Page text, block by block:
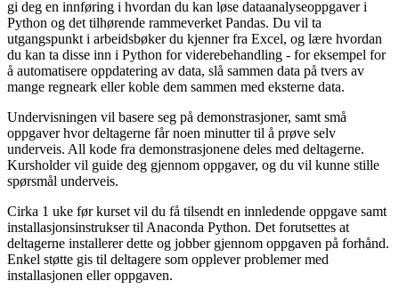
gi deg en innføring i hvordan du kan løse dataanalyseoppgaver i
Python og det tilhørende rammeverket Pandas. Du vil ta
utgangspunkt i arbeidsbøker du kjenner fra Excel, og lære hvordan
du kan ta disse inn i Python for viderebehandling - for eksempel for
å automatisere oppdatering av data, slå sammen data på tvers av
mange regneark eller koble dem sammen med eksterne data.
Undervisningen vil basere seg på demonstrasjoner, samt små
oppgaver hvor deltagerne får noen minutter til å prøve selv
underveis. All kode fra demonstrasjonene deles med deltagerne.
Kursholder vil guide deg gjennom oppgaver, og du vil kunne stille
spørsmål underveis.
Cirka 1 uke før kurset vil du få tilsendt en innledende oppgave samt
installasjonsinstrukser til Anaconda Python. Det forutsettes at
deltagerne installerer dette og jobber gjennom oppgaven på forhånd.
Enkel støtte gis til deltagere som opplever problemer med
installasjonen eller oppgaven.